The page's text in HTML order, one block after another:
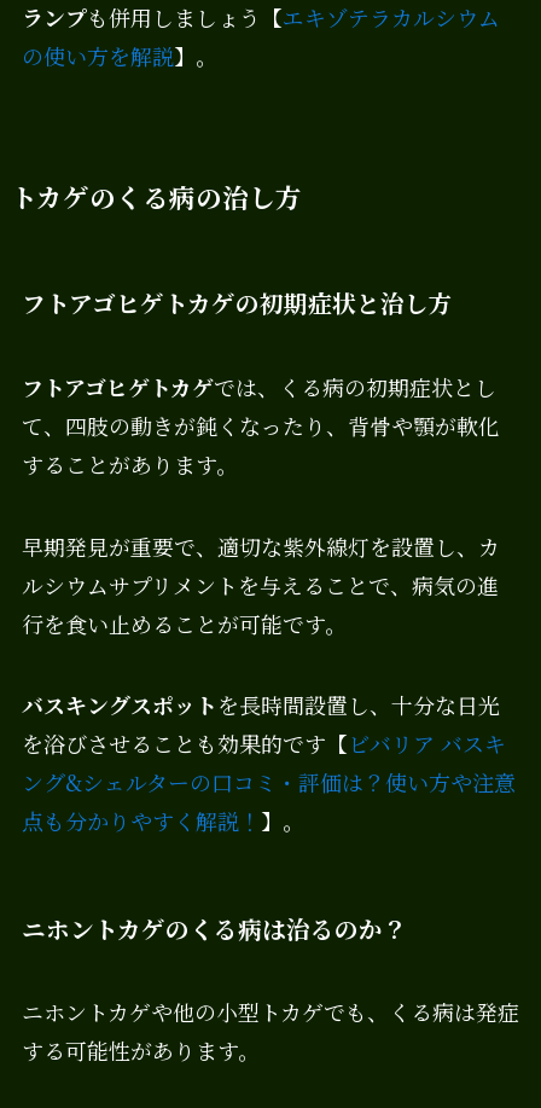
ランプも併用しましょう【エキゾテラカルシウム
の使い方を解説】。
トカゲのくる病の治し方
フトアゴヒゲトカゲの初期症状と治し方
フトアゴヒゲトカゲでは、くる病の初期症状とし
て、四肢の動きが鈍くなったり、背骨や顎が軟化
することがあります。
早期発見が重要で、適切な紫外線灯を設置し、カ
ルシウムサプリメントを与えることで、病気の進
行を食い止めることが可能です。
バスキングスポットを長時間設置し、十分な日光
を浴びさせることも効果的です【ビバリア バスキ
ング&シェルターの口コミ・評価は？使い方や注意
点も分かりやすく解説！ 】。
ニホントカゲのくる病は治るのか？
ニホントカゲや他の小型トカゲでも、くる病は発症
する可能性があります。